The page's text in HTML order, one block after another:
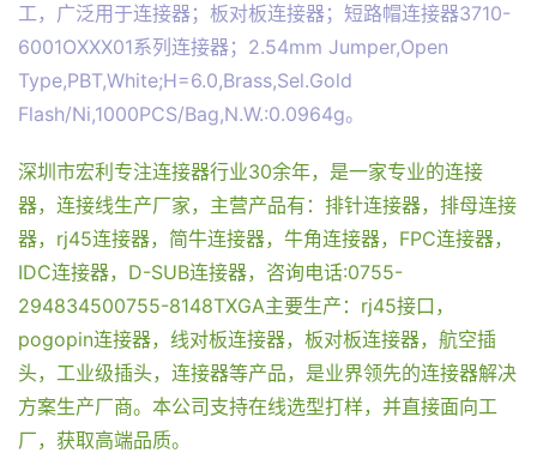
工，广泛用于连接器；板对板连接器；短路帽连接器3710-
6001OXXX01系列连接器；2.54mm Jumper,Open
Type,PBT,White;H=6.0,Brass,Sel.Gold
Flash/Ni,1000PCS/Bag,N.W.:0.0964g。
深圳市宏利专注连接器行业30余年，是一家专业的连接
器，连接线生产厂家，主营产品有：排针连接器，排母连接
器，rj45连接器，简牛连接器，牛角连接器，FPC连接器，
IDC连接器，D-SUB连接器，咨询电话:0755-
294834500755-8148TXGA主要生产：rj45接口，
pogopin连接器，线对板连接器，板对板连接器，航空插
头，工业级插头，连接器等产品，是业界领先的连接器解决
方案生产厂商。本公司支持在线选型打样，并直接面向工
厂，获取高端品质。